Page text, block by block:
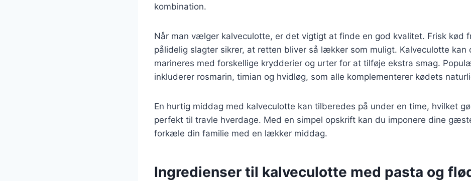
kombination.
Når man vælger kalveculotte, er det vigtigt at finde en god kvalitet. Frisk kød
pålidelig slagter sikrer, at retten bliver så lækker som muligt. Kalveculotte kan
marineres med forskellige krydderier og urter for at tilføje ekstra smag.
inkluderer rosmarin, timian og hvidløg, som alle komplementerer kødets
En hurtig middag med kalveculotte kan tilberedes på under en time, hvilket
perfekt til travle hverdage. Med en simpel opskrift kan du imponere dine
forkæle din familie med en lækker middag.
Ingredienser til kalveculotte med pasta og